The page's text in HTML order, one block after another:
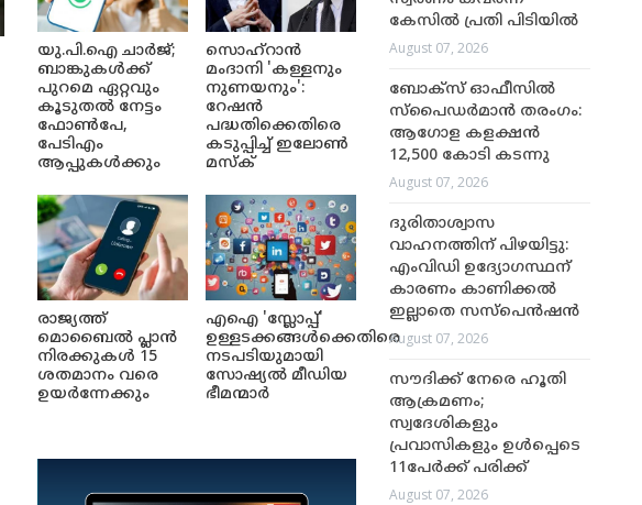
യു.പി.ഐ ചാർജ്;
ബാങ്കുകൾക്ക്
പുറമെ ഏറ്റവും
കൂടുതൽ നേട്ടം
ഫോൺപേ,
പേടിഎം
ആപ്പുകൾക്കും
സൊഹ്റാൻ
മംദാനി 'കള്ളനും
നുണയനും':
റേഷൻ
പദ്ധതിക്കെതിരെ
കടുപ്പിച്ച് ഇലോൺ
മസ്ക്
രാജ്യത്ത്
മൊബൈൽ പ്ലാൻ
നിരക്കുകൾ 15
ശതമാനം വരെ
ഉയർന്നേക്കും
എഐ 'സ്ലോപ്പ്'
ഉള്ളടക്കങ്ങൾക്കെതിരെ
നടപടിയുമായി
സോഷ്യൽ മീഡിയ
ഭീമന്മാർ
കേസിൽ പ്രതി പിടിയിൽ
August 07, 2026
ബോക്സ് ഓഫീസിൽ
സ്പൈഡർമാൻ തരംഗം:
ആഗോള കളക്ഷൻ
12,500 കോടി കടന്നു
August 07, 2026
ദുരിതാശ്വാസ
വാഹനത്തിന് പിഴയിട്ടു:
എംവിഡി ഉദ്യോഗസ്ഥന്
കാരണം കാണിക്കൽ
ഇല്ലാതെ സസ്‌പെൻഷൻ
August 07, 2026
സൗദിക്ക് നേരെ ഹൂതി
ആക്രമണം;
സ്വദേശികളും
പ്രവാസികളും ഉൾപ്പെടെ
11പേർക്ക് പരിക്ക്
August 07, 2026